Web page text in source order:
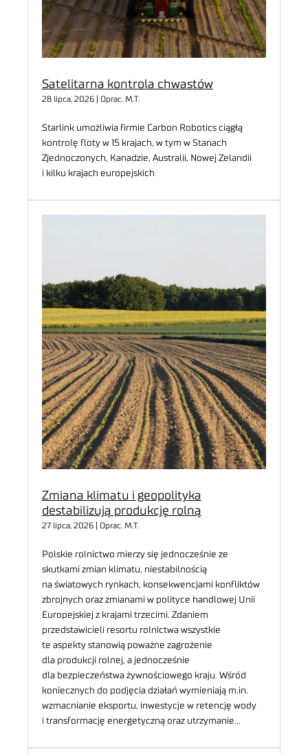
Satelitarna kontrola chwastów
28 lipca, 2026 | Oprac. M.T.
Starlink umożliwia firmie Carbon Robotics ciągłą
kontrolę floty w 15 krajach, w tym w Stanach
Zjednoczonych, Kanadzie, Australii, Nowej Zelandii
i kilku krajach europejskich
Zmiana klimatu i geopolityka
destabilizują produkcję rolną
27 lipca, 2026 | Oprac. M.T.
Polskie rolnictwo mierzy się jednocześnie ze
skutkami zmian klimatu, niestabilnością
na światowych rynkach, konsekwencjami konfliktów
zbrojnych oraz zmianami w polityce handlowej Unii
Europejskiej z krajami trzecimi. Zdaniem
przedstawicieli resortu rolnictwa wszystkie
te aspekty stanowią poważne zagrożenie
dla produkcji rolnej, a jednocześnie
dla bezpieczeństwa żywnościowego kraju. Wśród
koniecznych do podjęcia działań wymieniają m.in.
wzmacnianie eksportu, inwestycje w retencję wody
i transformację energetyczną oraz utrzymanie…